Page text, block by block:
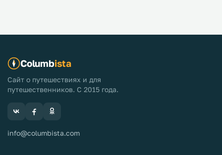
Columbista
Сайт о путешествиях и для
путешественников. С 2015 года.
info@columbista.com